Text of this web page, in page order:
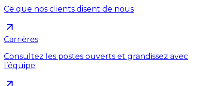
Ce que nos clients disent de nous
Carrières
Consultez les postes ouverts et grandissez avec
l’équipe